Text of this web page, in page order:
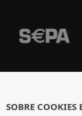
SOBRE COOKIES